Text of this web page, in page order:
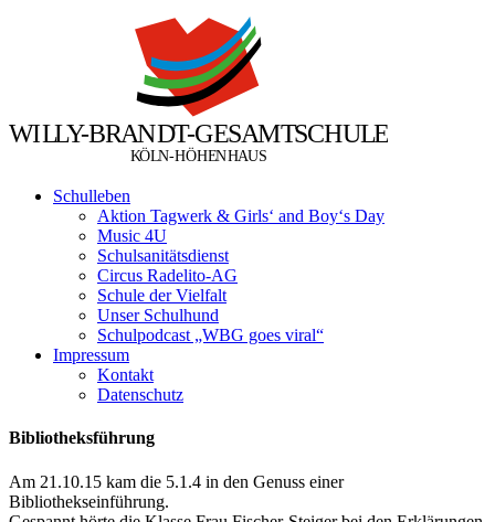
WILLY-BRANDT-GESAMTSCHULE
KÖLN-HÖHENHAUS
Schulleben
Aktion Tagwerk & Girls‘ and Boy‘s Day
Music 4U
Schulsanitätsdienst
Circus Radelito-AG
Schule der Vielfalt
Unser Schulhund
Schulpodcast „WBG goes viral“
Impressum
Kontakt
Datenschutz
Bibliotheksführung
Am 21.10.15 kam die 5.1.4 in den Genuss einer
Bibliothekseinführung.